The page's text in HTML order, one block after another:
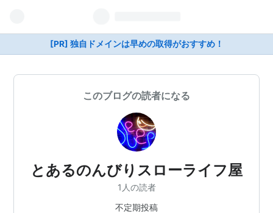
[PR] 独自ドメインは早めの取得がおすすめ！
このブログの読者になる
とあるのんびりスローライフ屋
1人の読者
不定期投稿